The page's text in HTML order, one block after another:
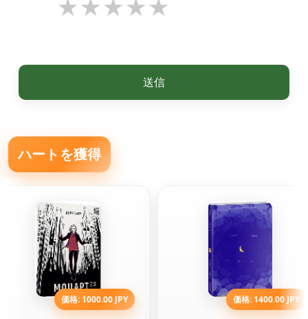
送信
ハートを獲得
価格: 1000.00 JPY 価格: 1400.00 JPY